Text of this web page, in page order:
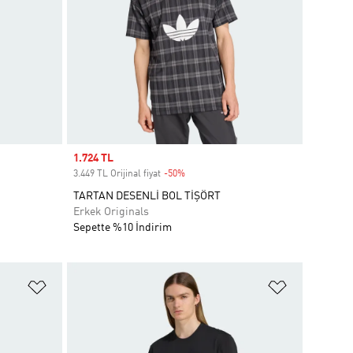
Sale price
1.724 TL
3.449 TL Orijinal fiyat -50%Discount
TARTAN DESENLİ BOL TİŞÖRT
Erkek Originals
Sepette %10 İndirim
Favori Listesine Ekle